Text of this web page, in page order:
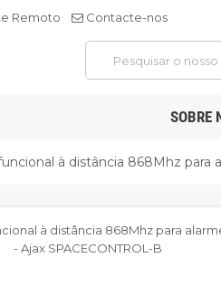
Remoto Contacte-nos
SOBRE
à distância 868Mhz para